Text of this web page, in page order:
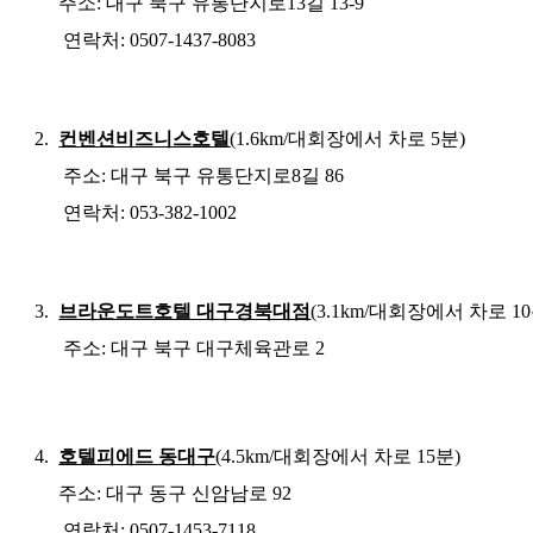
연락처 : 0507-1437-8083
2. 컨벤션비즈니스호텔(1.6km/대회장에서 차로 5분)
주소:대구 북구 유통단지로8길 86
연락처 : 053-382-1002
3. 브라운도트호텔 대구경북대점(3.1km/대회장에서 차로 10
주소:대구 북구 대구체육관로 2
4. 호텔피에드 동대구(4.5km/대회장에서 차로 15분)
주소:대구 동구 신암남로 92